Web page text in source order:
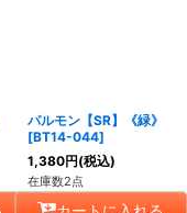
パルモン【SR】《緑》
[BT14-044]
1,380円(税込)
在庫数2点